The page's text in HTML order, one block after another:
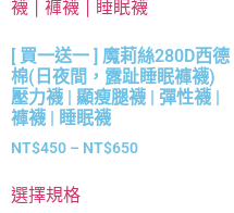
[ 買一送一 ] 魔莉絲280D西德
棉(日夜間，露趾睡眠褲襪)
壓力襪 | 顯瘦腿襪 | 彈性襪 |
褲襪 | 睡眠襪
NT$450 – NT$650
選擇規格